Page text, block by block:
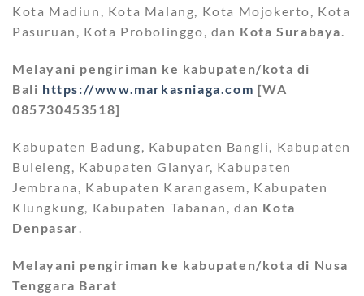
Kota Madiun, Kota Malang, Kota Mojokerto, Kota
Pasuruan, Kota Probolinggo, dan Kota Surabaya.
Melayani pengiriman ke kabupaten/kota di
Bali https://www.markasniaga.com [WA
085730453518]
Kabupaten Badung, Kabupaten Bangli, Kabupaten
Buleleng, Kabupaten Gianyar, Kabupaten
Jembrana, Kabupaten Karangasem, Kabupaten
Klungkung, Kabupaten Tabanan, dan Kota
Denpasar .
Melayani pengiriman ke kabupaten/kota di Nusa
Tenggara Barat